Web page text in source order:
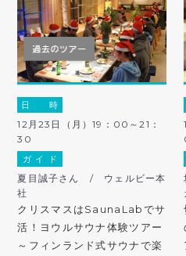
日 時
12月23日（月）19：00～21：
30
ガ イ ド
夏目誠子さん / ウェルビー本
社
クリスマスはSaunaLabでサ
活！ヨウルサウナ体験ツアー
～フィンランド式サウナで楽